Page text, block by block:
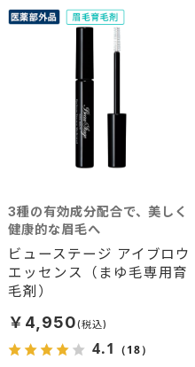
ビューステージ アイブロウ
エッセンス（まゆ毛専用育
毛剤）
3種の有効成分配合で、美しく
健康的な眉毛へ
￥4,950
4.1 （18）